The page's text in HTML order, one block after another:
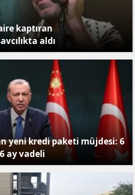
kaptıran
aldı
yeni kredi paketi müjdesi: 6
ay vadeli